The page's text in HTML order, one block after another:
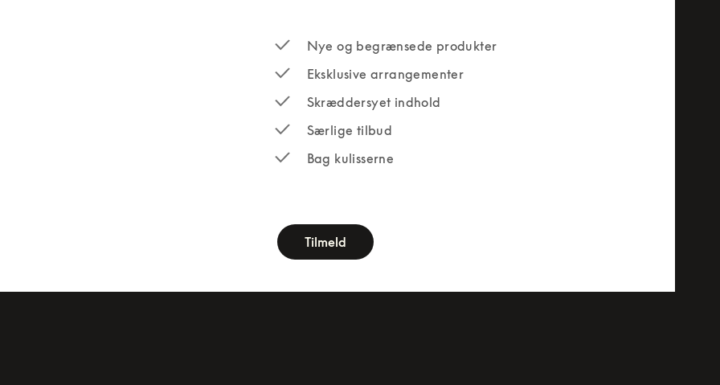
Nye og begrænsede produkter
Eksklusive arrangementer
Skræddersyet indhold
Særlige tilbud
Bag kulisserne
Tilmeld